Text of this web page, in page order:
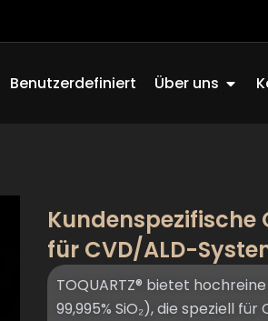
Benutzerdefiniert Über uns Offen
für CVD/ALD-
TOQUARTZ® bietet
99,995% SiO₂), die speziell